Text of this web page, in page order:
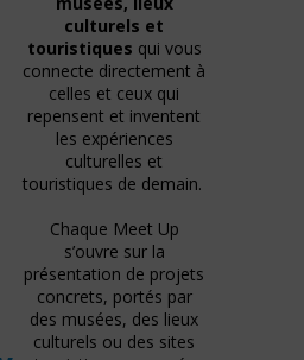
culturels et
touristiques qui vous
connecte directement à
celles et ceux qui
repensent et inventent
les expériences
culturelles et
touristiques de demain.
Chaque Meet Up
s’ouvre sur la
présentation de projets
concrets, portés par
des musées, des lieux
culturels ou des sites